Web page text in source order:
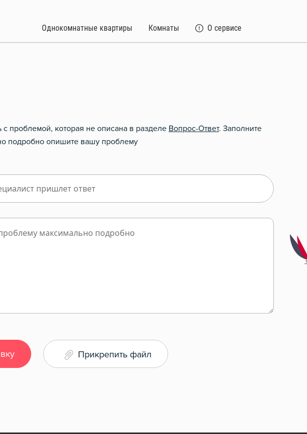
Однокомнатные квартиры Комнаты О сервисе
с проблемой, которая не описана в разделе Вопрос-Ответ. Заполните
подробно опишите вашу проблему
Прикрепить файл